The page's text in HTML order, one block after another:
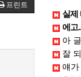
프린트
실제 타이북은 1기
에고.... 이제 나
아 글고 SATA
잘 되는데요
얘가